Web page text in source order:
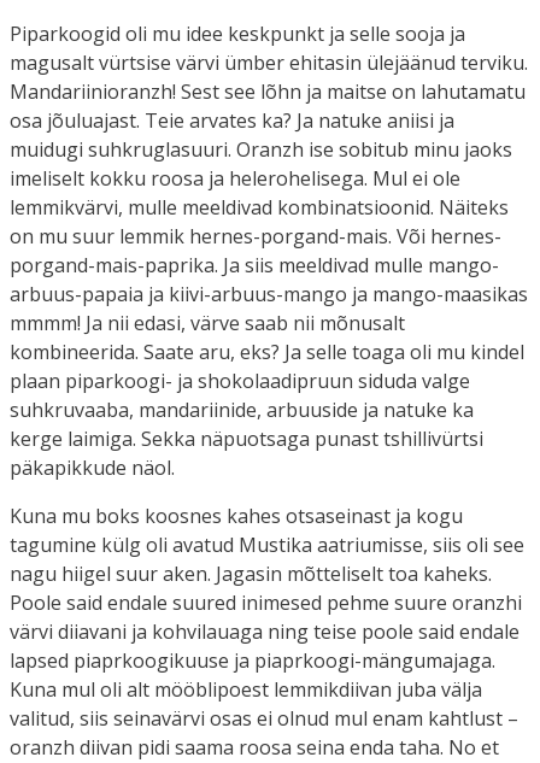
Piparkoogid oli mu idee keskpunkt ja selle sooja ja
magusalt vürtsise värvi ümber ehitasin ülejäänud terviku.
Mandariinioranzh! Sest see lõhn ja maitse on lahutamatu
osa jõuluajast. Teie arvates ka? Ja natuke aniisi ja
muidugi suhkruglasuuri. Oranzh ise sobitub minu jaoks
imeliselt kokku roosa ja helerohelisega. Mul ei ole
lemmikvärvi, mulle meeldivad kombinatsioonid. Näiteks
on mu suur lemmik hernes-porgand-mais. Või hernes-
porgand-mais-paprika. Ja siis meeldivad mulle mango-
arbuus-papaia ja kiivi-arbuus-mango ja mango-maasikas
mmmm! Ja nii edasi, värve saab nii mõnusalt
kombineerida. Saate aru, eks? Ja selle toaga oli mu kindel
plaan piparkoogi- ja shokolaadipruun siduda valge
suhkruvaaba, mandariinide, arbuuside ja natuke ka
kerge laimiga. Sekka näpuotsaga punast tshillivürtsi
päkapikkude näol.
Kuna mu boks koosnes kahes otsaseinast ja kogu
tagumine külg oli avatud Mustika aatriumisse, siis oli see
nagu hiigel suur aken. Jagasin mõtteliselt toa kaheks.
Poole said endale suured inimesed pehme suure oranzhi
värvi diiavani ja kohvilauaga ning teise poole said endale
lapsed piaprkoogikuuse ja piaprkoogi-mängumajaga.
Kuna mul oli alt mööblipoest lemmikdiivan juba välja
valitud, siis seinavärvi osas ei olnud mul enam kahtlust –
oranzh diivan pidi saama roosa seina enda taha. No et